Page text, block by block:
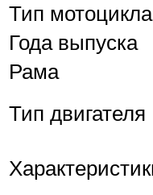
Тип мотоцикла
Года выпуска
Рама
Тип двигателя